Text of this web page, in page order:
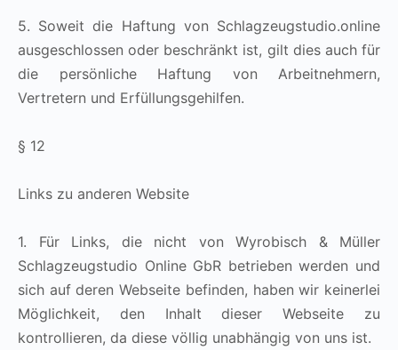
5. Soweit die Haftung von Schlagzeugstudio.online
ausgeschlossen oder beschränkt ist, gilt dies auch für
die persönliche Haftung von Arbeitnehmern,
Vertretern und Erfüllungsgehilfen.
§ 12
Links zu anderen Website
1. Für Links, die nicht von Wyrobisch & Müller
Schlagzeugstudio Online GbR betrieben werden und
sich auf deren Webseite befinden, haben wir keinerlei
Möglichkeit, den Inhalt dieser Webseite zu
kontrollieren, da diese völlig unabhängig von uns ist.